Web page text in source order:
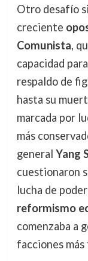
Otro desafío
creciente
Comunista,
capacidad
respaldo de
hasta su
marcada por
más
general Yang
cuestionaron
lucha de
reformismo
comenzaba a
facciones